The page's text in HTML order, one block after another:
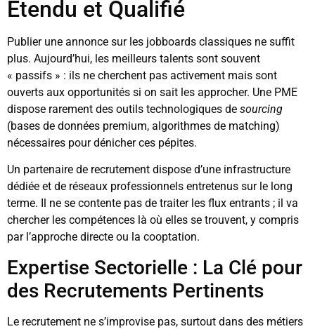
Étendu et Qualifié
Publier une annonce sur les jobboards classiques ne suffit
plus. Aujourd’hui, les meilleurs talents sont souvent
« passifs » : ils ne cherchent pas activement mais sont
ouverts aux opportunités si on sait les approcher. Une PME
dispose rarement des outils technologiques de sourcing
(bases de données premium, algorithmes de matching)
nécessaires pour dénicher ces pépites.
Un partenaire de recrutement dispose d’une infrastructure
dédiée et de réseaux professionnels entretenus sur le long
terme. Il ne se contente pas de traiter les flux entrants ; il va
chercher les compétences là où elles se trouvent, y compris
par l’approche directe ou la cooptation.
Expertise Sectorielle : La Clé pour
des Recrutements Pertinents
Le recrutement ne s’improvise pas, surtout dans des métiers